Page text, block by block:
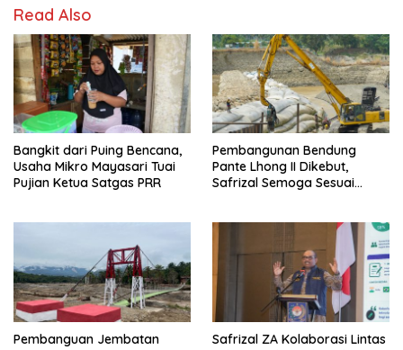
Read Also
Bangkit dari Puing Bencana,
Usaha Mikro Mayasari Tuai
Pujian Ketua Satgas PRR
Pembangunan Bendung
Pante Lhong II Dikebut,
Safrizal Semoga Sesuai
Pembanguan Jembatan
Safrizal ZA Kolaborasi Lintas